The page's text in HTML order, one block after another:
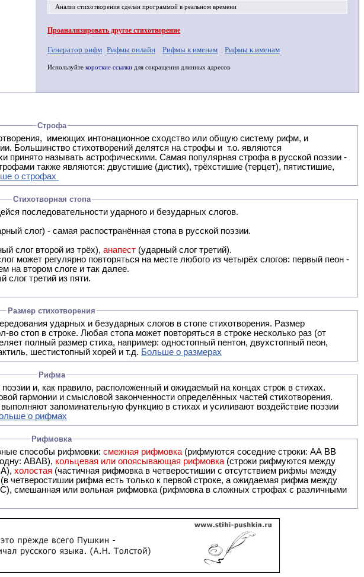
Анализ стихотворениясделан программой в реальном времени
Проанализировать другое стихотворение
Генератор рифм Рифмы онлайн Рифмы к именам Рифмы к именам
Используйте короткие ссылки для сокращения длинных адресов
Строфа
систему рифм, и
-
также являются: двустишие (дистих), трёхстишие (терцет), пятистишие,
о строфах
Стихотворная стопа
последовательности ударного и безударных слогов.
слог) - самая распостранённая стопа в русской поэзии.
слог второй из трёх), анапест (ударный слог третий).
может регулярно повторяться на месте любого из четырёх слогов: первый пеон -
на втором слоге и так далее.
слог третий из пяти.
Размер стихотворения
ударных и безударных слогов в стопе стихотворения. Размер
во стоп в строке. Любая стопа может повторяться в строке несколько раз (от
полный размер стиха, например: одностопный пентон, двухстопный пеон,
шестистопный хорей и т.д. Больше о размерах
Рифма
в поэзии и, как правило, расположенный и ожидаемый на концах строк в стихах.
гармонии и смысловой законченности определённых частей стихотворения.
запоминательную функцию в стихах и усиливают воздействие поэзии
о рифмах
Рифмовка
способы рифмовки: смежная рифмовка (рифмуются соседние строки: AA ВВ
ABAB), кольцевая или опоясывающая рифмовка (строки рифмуются между
холостая (частичная рифмовка в четверостишии с отсутствием рифмы между
(в четверостишии рифма есть только к первой строке, а ожидаемая рифма между